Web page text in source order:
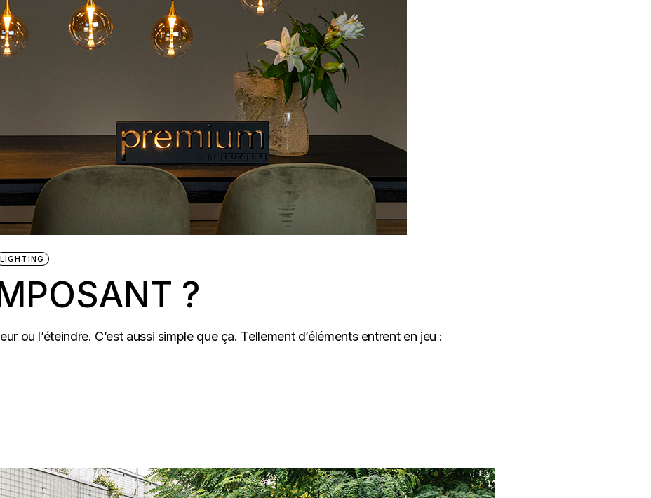
LIGHTING
?
ou l’éteindre. C’est aussi simple que ça. Tellement d’éléments entrent en jeu :